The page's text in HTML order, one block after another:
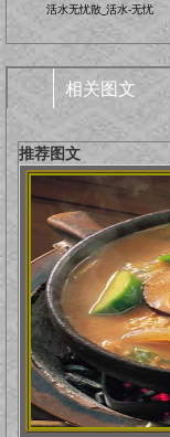
活水无忧散_活水-无忧
相关图文
推荐图文